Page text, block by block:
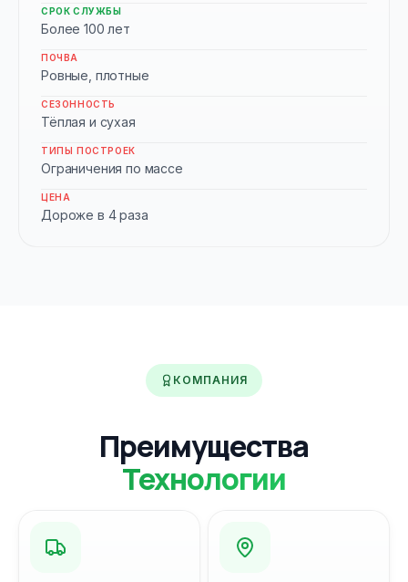
СРОК СЛУЖБЫ
Более 100 лет
ПОЧВА
Ровные, плотные
СЕЗОННОСТЬ
Тёплая и сухая
ТИПЫ ПОСТРОЕК
Ограничения по массе
ЦЕНА
Дороже в 4 раза
КОМПАНИЯ
Преимущества
Технологии